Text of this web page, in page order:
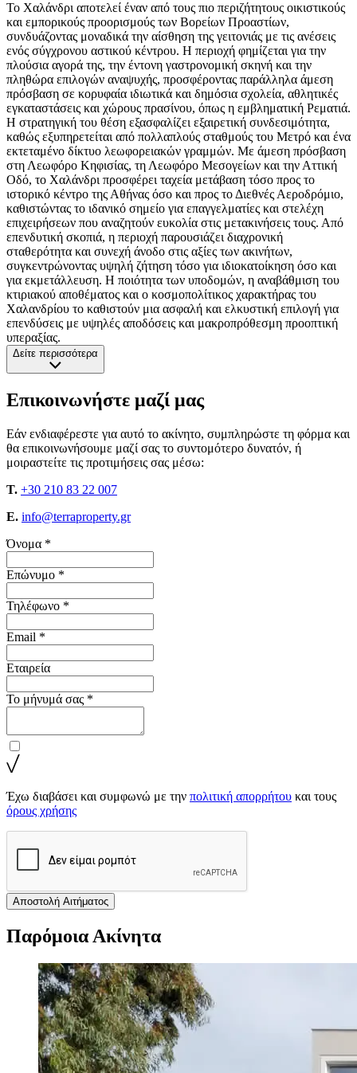
Το Χαλάνδρι αποτελεί έναν από τους πιο περιζήτητους οικιστικούς
και εμπορικούς προορισμούς των Βορείων Προαστίων,
συνδυάζοντας μοναδικά την αίσθηση της γειτονιάς με τις ανέσεις
ενός σύγχρονου αστικού κέντρου. Η περιοχή φημίζεται για την
πλούσια αγορά της, την έντονη γαστρονομική σκηνή και την
πληθώρα επιλογών αναψυχής, προσφέροντας παράλληλα άμεση
πρόσβαση σε κορυφαία ιδιωτικά και δημόσια σχολεία, αθλητικές
εγκαταστάσεις και χώρους πρασίνου, όπως η εμβληματική Ρεματιά.
Η στρατηγική του θέση εξασφαλίζει εξαιρετική συνδεσιμότητα,
καθώς εξυπηρετείται από πολλαπλούς σταθμούς του Μετρό και ένα
εκτεταμένο δίκτυο λεωφορειακών γραμμών. Με άμεση πρόσβαση
στη Λεωφόρο Κηφισίας, τη Λεωφόρο Μεσογείων και την Αττική
Οδό, το Χαλάνδρι προσφέρει ταχεία μετάβαση τόσο προς το
ιστορικό κέντρο της Αθήνας όσο και προς το Διεθνές Αεροδρόμιο,
καθιστώντας το ιδανικό σημείο για επαγγελματίες και στελέχη
επιχειρήσεων που αναζητούν ευκολία στις μετακινήσεις τους. Από
επενδυτική σκοπιά, η περιοχή παρουσιάζει διαχρονική
σταθερότητα και συνεχή άνοδο στις αξίες των ακινήτων,
συγκεντρώνοντας υψηλή ζήτηση τόσο για ιδιοκατοίκηση όσο και
για εκμετάλλευση. Η ποιότητα των υποδομών, η αναβάθμιση του
κτιριακού αποθέματος και ο κοσμοπολίτικος χαρακτήρας του
Χαλανδρίου το καθιστούν μια ασφαλή και ελκυστική επιλογή για
επενδύσεις με υψηλές αποδόσεις και μακροπρόθεσμη προοπτική
υπεραξίας.
Δείτε περισσότερα
Επικοινωνήστε μαζί μας
Εάν ενδιαφέρεστε για αυτό το ακίνητο, συμπληρώστε τη φόρμα και
θα επικοινωνήσουμε μαζί σας το συντομότερο δυνατόν, ή
μοιραστείτε τις προτιμήσεις σας μέσω:
T. +30 210 83 22 007
E. info@terraproperty.gr
Όνομα *
Επώνυμο *
Τηλέφωνο *
Email *
Εταιρεία
Το μήνυμά σας *
Έχω διαβάσει και συμφωνώ με την πολιτική απορρήτου και τους
όρους χρήσης
Αποστολή Αιτήματος
Παρόμοια Ακίνητα